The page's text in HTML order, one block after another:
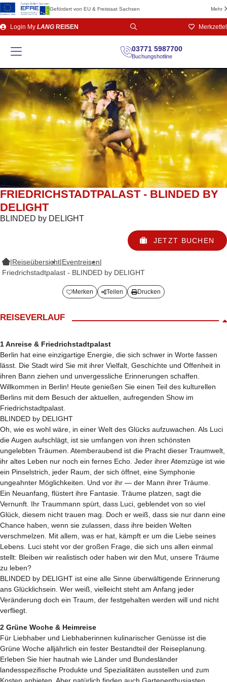
Gefördert von EU & Freistaat Sachsen Mehr
Direkt
zum
Login My LANG REISEN Merkzettel
03771 5987700
Buchungshotline
FRIEDRICHSTADTPALAST - BLINDED BY
DELIGHT
BLINDED by DELIGHT
JETZT BUCHEN
|Reiseübersicht|Eventreisen|
Friedrichstadtpalast - BLINDED by DELIGHT
Merken Teilen Drucken
REISEVERLAUF
1 Anreise & Friedrichstadtpalast
Berlin hat eine einzigartige Energie, die sich schwer in Worte fassen
lässt. Die Stadt wird Sie mit ihrer Vielfalt, Geschichte und Offenheit in
ihren Bann ziehen und unvergessliche Erinnerungen schaffen.
Willkommen in Berlin! Heute genießen Sie einen Teil des kulturellen
Berlins mit dem Besuch der aktuellen, aufregenden Show im
Friedrichstadtpalast.
BLINDED by DELIGHT
Oh, wie es wohl wäre, in einer Welt des Glücks aufzuwachen. Als Luci
die Augen aufschlägt, ist sie umfangen von ihren schönsten
ungelebten Träumen. Atemberaubend ist die Pracht dieser Traumwelt,
ihr altes Leben nur noch ein fernes Echo. Jeder ihrer Atemzüge ist wie
ein Pinselstrich, jeder Raum, der sich öffnet, eine Symphonie
ungeahnter Möglichkeiten. Und vor ihr — der Mann ihrer Träume.
Ein Neuanfang, flüstert ihre Fantasie. Träume platzen, sagt die
Vernunft. Ihr Traummann spürt, dass Luci, geblendet von so viel
Glück, diesem nicht trauen mag. Doch er weiß, dass sie nur dann eine
Chance haben, wenn sie zulassen, dass ihre beiden Welten
verschmelzen. Mit allem, was er hat, kämpft er um die Liebe seines
Lebens. Luci steht vor der großen Frage, die sich uns allen einmal
stellt: Bleiben wir realistisch oder haben wir den Mut, unsere Träume
zu leben?
BLINDED by DELIGHT ist eine alle Sinne überwältigende Erinnerung
ans Glücklichsein. Wer weiß, vielleicht steht am Anfang jeder
Veränderung doch ein Traum, der festgehalten werden will und nicht
verfliegt.
2 Grüne Woche & Heimreise
Für Liebhaber und Liebhaberinnen kulinarischer Genüsse ist die
Grüne Woche alljährlich ein fester Bestandteil der Reiseplanung.
Erleben Sie hier hautnah wie Länder und Bundesländer
landesspezifische Produkte und Spezialitäten ausstellen und zum